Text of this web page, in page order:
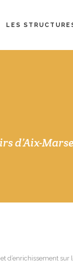
LES
d’Aix-